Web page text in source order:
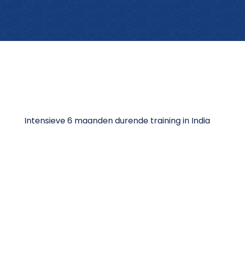
Intensieve 6 maanden durende training in India